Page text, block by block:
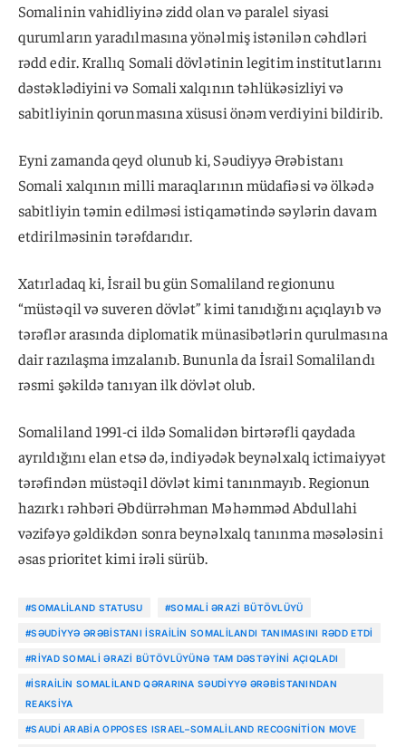
Somalinin vahidliyinə zidd olan və paralel siyasi
qurumların yaradılmasına yönəlmiş istənilən cəhdləri
rədd edir. Krallıq Somali dövlətinin legitim institutlarını
dəstəklədiyini və Somali xalqının təhlükəsizliyi və
sabitliyinin qorunmasına xüsusi önəm verdiyini bildirib.
Eyni zamanda qeyd olunub ki, Səudiyyə Ərəbistanı
Somali xalqının milli maraqlarının müdafiəsi və ölkədə
sabitliyin təmin edilməsi istiqamətində səylərin davam
etdirilməsinin tərəfdarıdır.
Xatırladaq ki, İsrail bu gün Somaliland regionunu
“müstəqil və suveren dövlət” kimi tanıdığını açıqlayıb və
tərəflər arasında diplomatik münasibətlərin qurulmasına
dair razılaşma imzalanıb. Bununla da İsrail Somalilandı
rəsmi şəkildə tanıyan ilk dövlət olub.
Somaliland 1991-ci ildə Somalidən birtərəfli qaydada
ayrıldığını elan etsə də, indiyədək beynəlxalq ictimaiyyət
tərəfindən müstəqil dövlət kimi tanınmayıb. Regionun
hazırkı rəhbəri Əbdürrəhman Məhəmməd Abdullahi
vəzifəyə gəldikdən sonra beynəlxalq tanınma məsələsini
əsas prioritet kimi irəli sürüb.
#SOMALILAND STATUSU #SOMALI ƏRAZI BÜTÖVLÜYÜ
#SƏUDIYYƏ ƏRƏBISTANI İSRAILIN SOMALILANDI TANIMASINI RƏDD ETDI
#RIYAD SOMALI ƏRAZI BÜTÖVLÜYÜNƏ TAM DƏSTƏYINI AÇIQLADI
#İSRAILIN SOMALILAND QƏRARINA SƏUDIYYƏ ƏRƏBISTANINDAN
REAKSIYA
#SAUDI ARABIA OPPOSES ISRAEL–SOMALILAND RECOGNITION MOVE